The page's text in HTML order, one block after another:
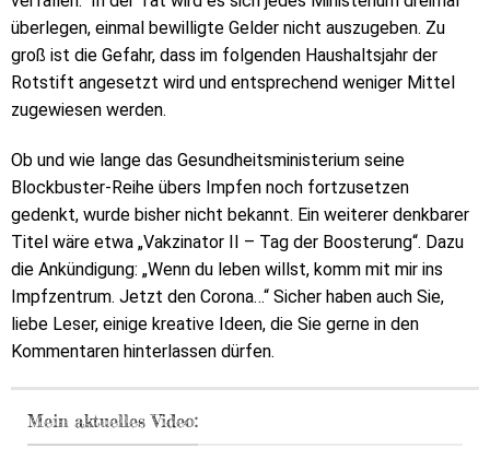
überlegen, einmal bewilligte Gelder nicht auszugeben. Zu
groß ist die Gefahr, dass im folgenden Haushaltsjahr der
Rotstift angesetzt wird und entsprechend weniger Mittel
zugewiesen werden.
Ob und wie lange das Gesundheitsministerium seine
Blockbuster-Reihe übers Impfen noch fortzusetzen
gedenkt, wurde bisher nicht bekannt. Ein weiterer denkbarer
Titel wäre etwa „Vakzinator II – Tag der Boosterung“. Dazu
die Ankündigung: „Wenn du leben willst, komm mit mir ins
Impfzentrum. Jetzt den Corona…“ Sicher haben auch Sie,
liebe Leser, einige kreative Ideen, die Sie gerne in den
Kommentaren hinterlassen dürfen.
Mein aktuelles Video: